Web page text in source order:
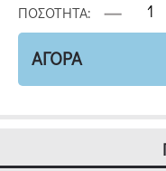
ΠΟΣΟΤΗΤΑ:
ΑΓΟΡΑ